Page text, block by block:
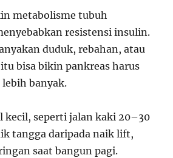
metabolisme tubuh
resistensi insulin.
duduk, rebahan, atau
bisa bikin pankreas harus
banyak.
kecil, seperti jalan kaki 20–30
tangga daripada naik lift,
saat bangun pagi.